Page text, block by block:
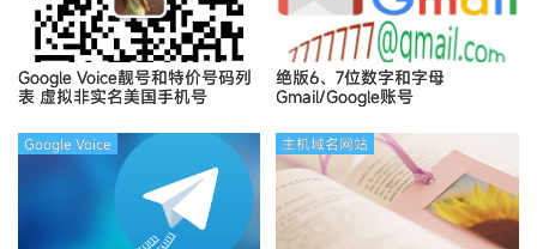
Google Voice靓号和特价号码列
表 虚拟非实名美国手机号
绝版6、7位数字和字母
Gmail/Google账号
Google Voice 主机域名网站